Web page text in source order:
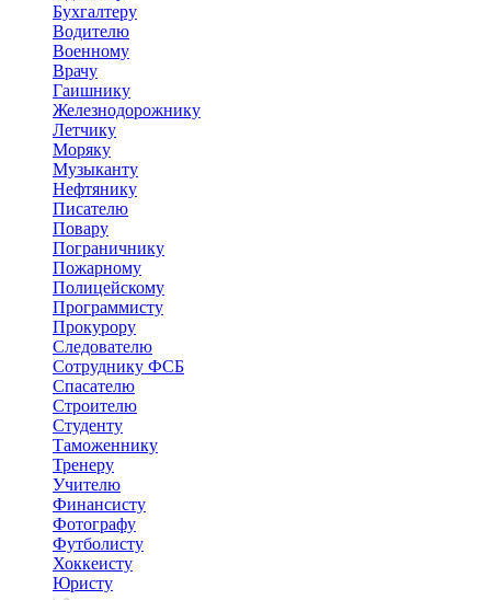
Бухгалтеру
Водителю
Военному
Врачу
Гаишнику
Железнодорожнику
Летчику
Моряку
Музыканту
Нефтянику
Писателю
Повару
Пограничнику
Пожарному
Полицейскому
Программисту
Прокурору
Следователю
Сотруднику ФСБ
Спасателю
Строителю
Студенту
Таможеннику
Тренеру
Учителю
Финансисту
Фотографу
Футболисту
Хоккеисту
Юристу